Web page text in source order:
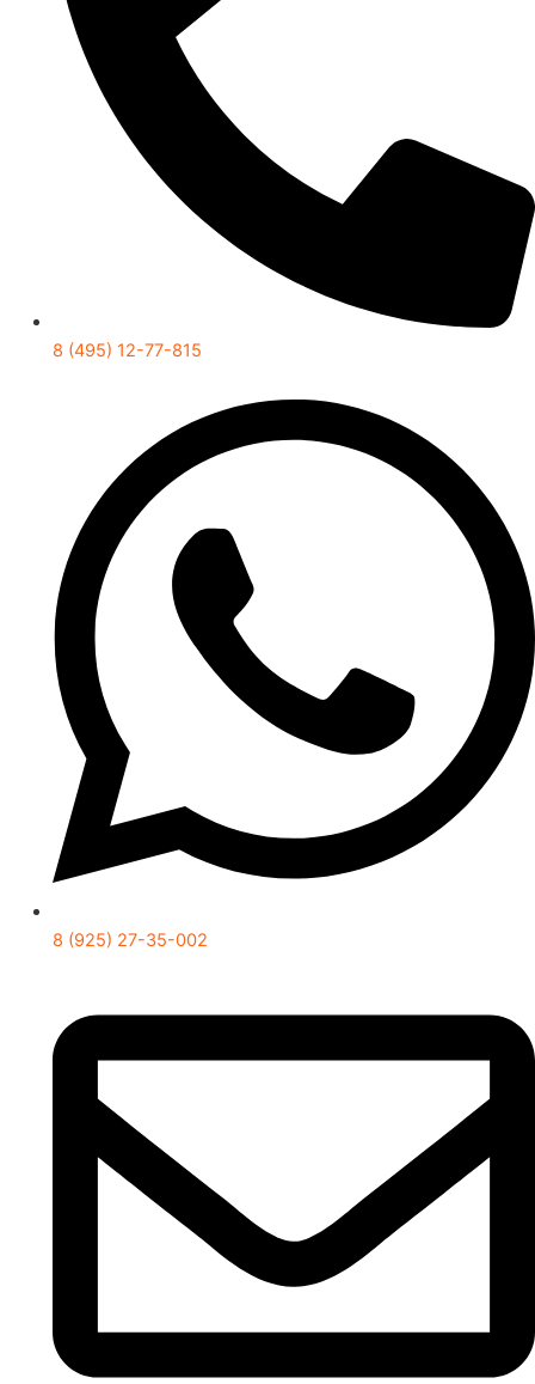
8 (495) 12-77-815
8 (925) 27-35-002